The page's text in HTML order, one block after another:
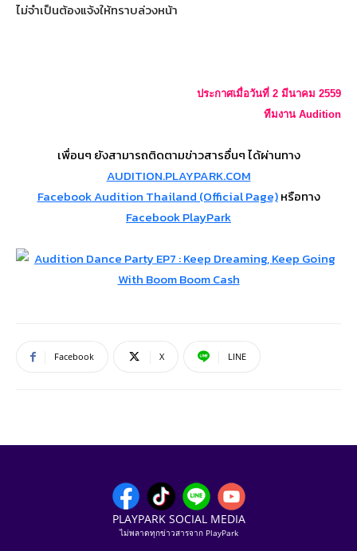
ไม่จำเป็นต้องแจ้งให้ทราบล่วงหน้า
ประกาศเมื่อวันที่ 2 มีนาคม 2559
ทีมงาน Audition
เพื่อนๆ ยังสามารถติดตามข่าวสารอื่นๆ ได้ผ่านทาง
AUDITION.PLAYPARK.COM
Facebook Audition Thailand (Official Page)หรือทาง
Facebook PlayPark
Facebook X LINE
PLAYPARK SOCIAL MEDIA
ไม่พลาดทุกข่าวสารจาก PlayPark